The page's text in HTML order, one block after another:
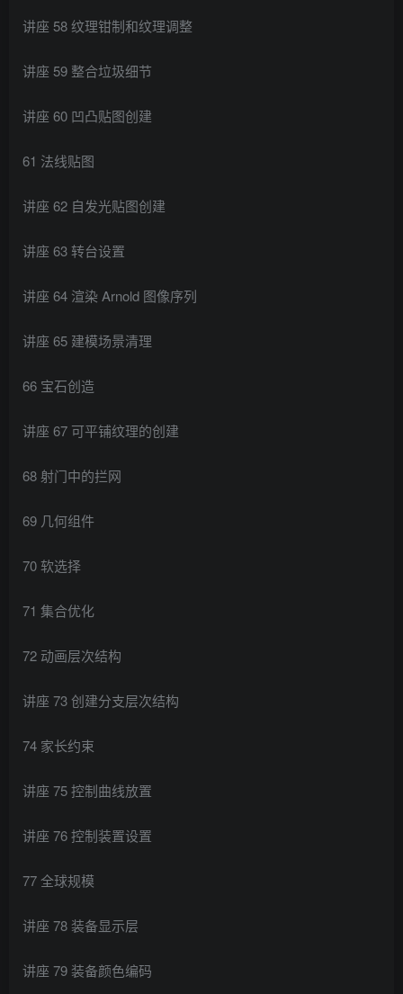
讲座 58 纹理钳制和纹理调整
讲座 59 整合垃圾细节
讲座 60 凹凸贴图创建
61 法线贴图
讲座 62 自发光贴图创建
讲座 63 转台设置
讲座 64 渲染 Arnold 图像序列
讲座 65 建模场景清理
66 宝石创造
讲座 67 可平铺纹理的创建
68 射门中的拦网
69 几何组件
70 软选择
71 集合优化
72 动画层次结构
讲座 73 创建分支层次结构
74 家长约束
讲座 75 控制曲线放置
讲座 76 控制装置设置
77 全球规模
讲座 78 装备显示层
讲座 79 装备颜色编码